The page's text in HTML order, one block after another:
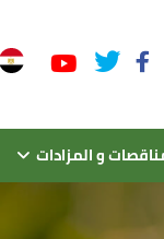
و المزادات